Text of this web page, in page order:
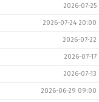
2026-07-25
2026-07-24 20:00
2026-07-22
2026-07-17
2026-07-13
2026-06-29 09:00